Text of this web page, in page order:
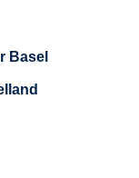
Basel